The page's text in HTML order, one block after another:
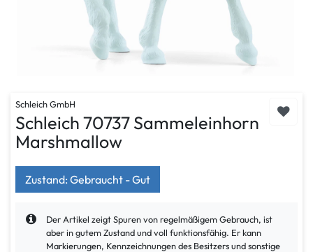
Schleich GmbH
Schleich 70737 Sammeleinhorn
Marshmallow
Zustand: Gebraucht - Gut
Der Artikel zeigt Spuren von regelmäßigem Gebrauch, ist
aber in gutem Zustand und voll funktionsfähig. Er kann
Markierungen, Kennzeichnungen des Besitzers und sonstige